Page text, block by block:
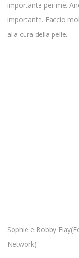
importante per me.
importante. Faccio
alla cura della pelle.
Sophie e Bobby Flay
Network)